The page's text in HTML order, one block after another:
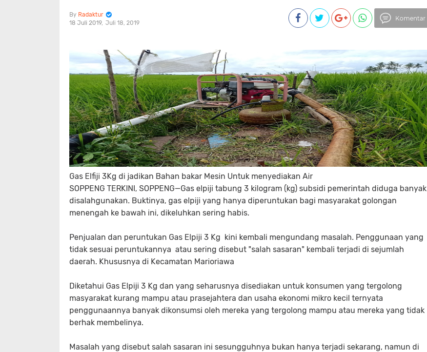
Radaktur
18 Juli 2019 Juli 18, 2019
Komentar
Gas Elfiji 3Kg di jadikan Bahan bakar Mesin Untuk menyediakan Air
SOPPENG TERKINI, SOPPENG—Gas elpiji tabung 3 kilogram (kg) subsidi pemerintah diduga banyak
disalahgunakan. Buktinya, gas elpiji yang hanya diperuntukan bagi masyarakat golongan
menengah ke bawah ini, dikeluhkan sering habis.
Penjualan dan peruntukan Gas Elpiji 3 Kg kini kembali mengundang masalah. Penggunaan yang
tidak sesuai peruntukannya atau sering disebut "salah sasaran" kembali terjadi di sejumlah
daerah. Khususnya di Kecamatan Marioriawa
Diketahui Gas Elpiji 3 Kg dan yang seharusnya disediakan untuk konsumen yang tergolong
masyarakat kurang mampu atau prasejahtera dan usaha ekonomi mikro kecil ternyata
penggunaannya banyak dikonsumsi oleh mereka yang tergolong mampu atau mereka yang tidak
berhak membelinya.
Masalah yang disebut salah sasaran ini sesungguhnya bukan hanya terjadi sekarang, namun di